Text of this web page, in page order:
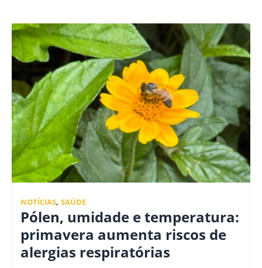
NOTÍCIAS, SAÚDE
Pólen, umidade e temperatura:
primavera aumenta riscos de
alergias respiratórias